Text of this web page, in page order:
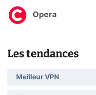
Opera
Les tendances
Meilleur VPN